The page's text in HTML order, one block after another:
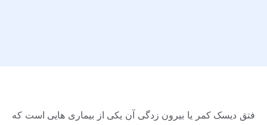
فتق دیسک کمر یا بیرون زدگی آن یکی از بیماری هایی است که